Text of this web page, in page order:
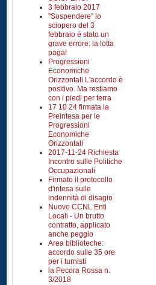
3 febbraio 2017
"Sospendere" lo
sciopero del 3
febbraio è stato un
grave errore: la lotta
paga!
Progressioni
Economiche
Orizzontali L'accordo è
positivo. Ma restiamo
con i piedi per terra
17 10 24 firmata la
Preintesa per le
Progressioni
Economiche
Orizzontali
2017-11-24 Richiesta
Incontro sulle Politiche
Occupazionali
Firmato il protocollo
d'intesa sulle
indennità di disagio
Nuovo CCNL Enti
Locali - Un brutto
contratto, applicato
anche peggio
Area biblioteche:
accordo sulle 35 ore
per i turnisti
la Pecora Rossa n.
3/2018